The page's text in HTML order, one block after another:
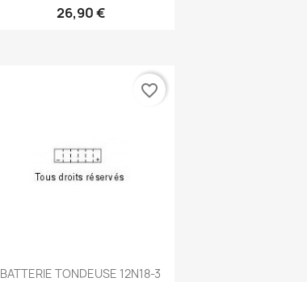
26,90 €
Aperçu rapide
BATTERIE TONDEUSE 12N18-3
favorite_border